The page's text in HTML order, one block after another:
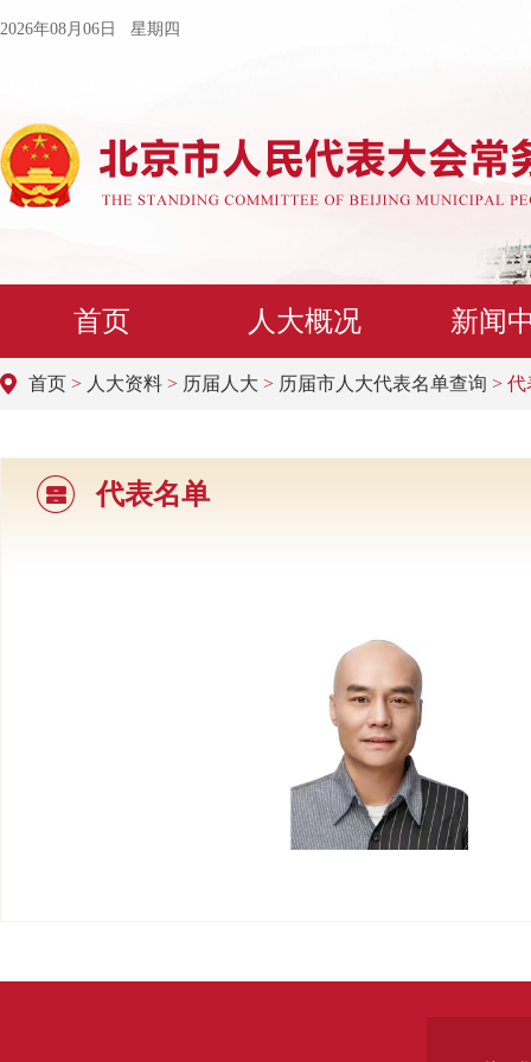
2026年08月06日 星期四
首页 人大概况 新闻
首页 > 人大资料 > 历届人大 > 历届市人大代表名单查询 > 代
代表名单